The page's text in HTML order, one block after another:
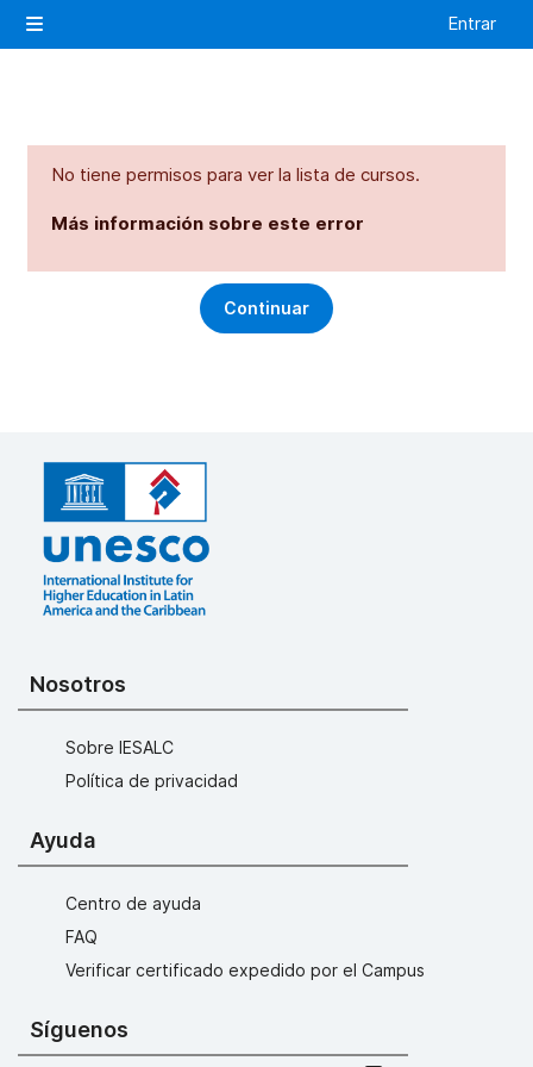
Entrar
No tiene permisos para ver la lista de cursos.
Más información sobre este error
Continuar
Nosotros
Sobre IESALC
Política de privacidad
Ayuda
Centro de ayuda
FAQ
Verificar certificado expedido por el Campus
Síguenos